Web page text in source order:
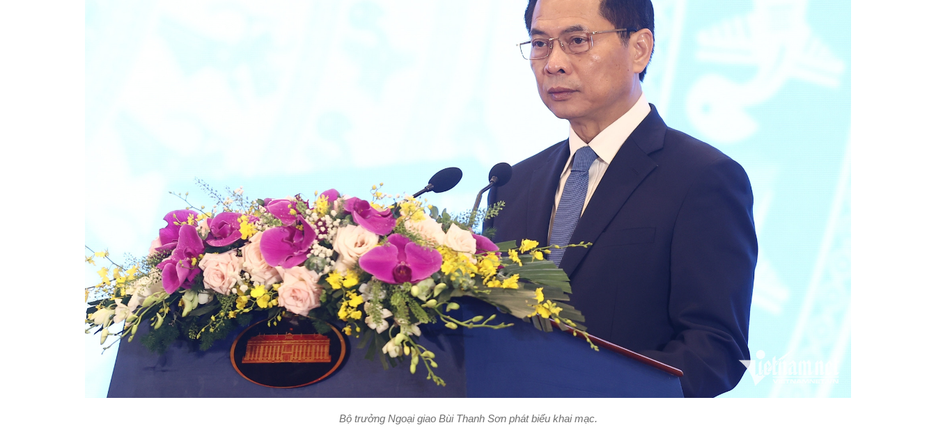
Bộ trưởng Ngoại giao Bùi Thanh Sơn phát biểu khai mạc.